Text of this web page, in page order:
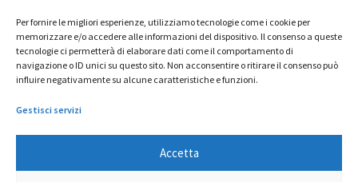
Per fornire le migliori esperienze, utilizziamo tecnologie come i cookie per
memorizzare e/o accedere alle informazioni del dispositivo. Il consenso a queste
tecnologie ci permetterà di elaborare dati come il comportamento di
navigazione o ID unici su questo sito. Non acconsentire o ritirare il consenso può
influire negativamente su alcune caratteristiche e funzioni.
Gestisci servizi
Accetta
iVision Communication S.r.l.- P.Iva 04233830407 - REA: RN